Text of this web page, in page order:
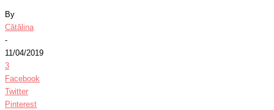
By
Cătălina
-
11/04/2019
3
Facebook
Twitter
Pinterest